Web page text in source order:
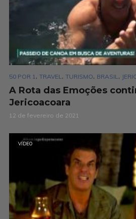
50 POR 1 , TRAVEL , TURISMO, BRASIL ,
A Rota das Emoções
Jericoacoara
12 de fevereiro de 2021
VÍDEO